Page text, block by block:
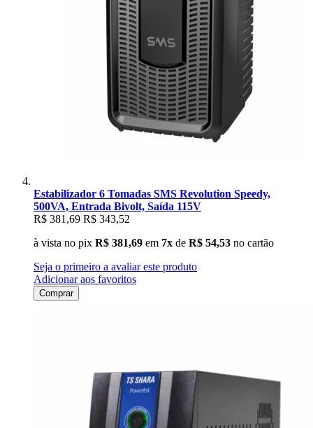
Estabilizador 6 Tomadas SMS Revolution Speedy,
500VA, Entrada Bivolt, Saída 115V
R$ 381,69 R$ 343,52
à vista no pix R$ 381,69 em 7x de R$ 54,53 no cartão
Seja o primeiro a avaliar este produto
Adicionar aos favoritos
Comprar